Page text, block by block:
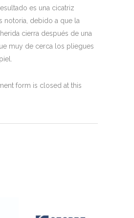
es una cicatriz
notoria, debido a que la
cierra después de una
muy de cerca los pliegues
form is closed at this